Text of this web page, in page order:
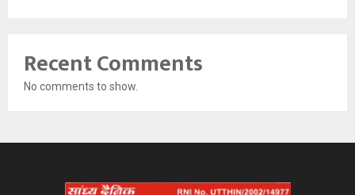
Recent Comments
No comments to show.